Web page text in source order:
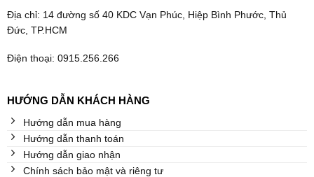
Địa chỉ: 14 đường số 40 KDC Vạn Phúc, Hiệp Bình Phước, Thủ
Đức, TP.HCM
Điện thoại: 0915.256.266
HƯỚNG DẪN KHÁCH HÀNG
Hướng dẫn mua hàng
Hướng dẫn thanh toán
Hướng dẫn giao nhận
Chính sách bảo mật và riêng tư